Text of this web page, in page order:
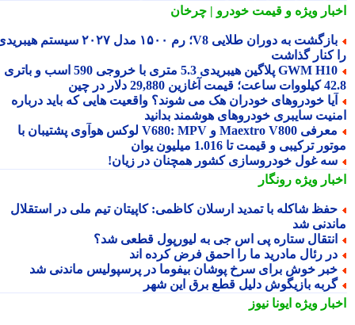
ویژهو قیمت خودرو | چرخان
بازگشت به دوران طلایی V8؛ رم ۱۵۰۰ مدل ۲۰۲۷ سیستم هیبریدی
کنار گذاشت
GWM H10 پلاگین هیبریدی 5.3 متری با خروجی 590 اسب و باتری
29,880 دلار در چین
خودروهای خودران هک می شوند؟ واقعیت هایی که باید درباره
سایبری خودروهای هوشمند بدانید
معرفی Maextro V800 و V680: MPV لوکس هوآوی پشتیبان با
ترکیبی و قیمت تا 1.016 میلیون یوان
غول خودروسازی کشور همچنان در زیان!
ویژهرونگار
شاکله با تمدید ارسلان کاظمی: کاپیتان تیم ملی در استقلال
شد
ستاره پی اس جی به لیورپول قطعی شد؟
رئال مادرید ما را احمق فرض کرده اند
خوش برای سرخ پوشان بیفوما در پرسپولیس ماندنی شد
بازیگوش دلیل قطع برق این شهر
ویژهایونا نیوز